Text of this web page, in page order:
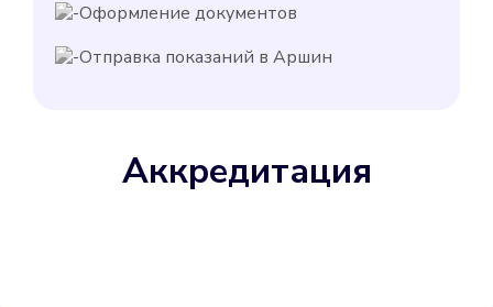
Оформление документов
Отправка показаний в Аршин
Аккредитация